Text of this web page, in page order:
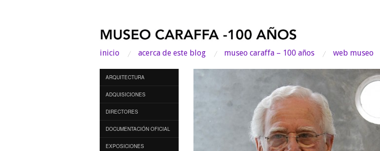
inicio acerca de este blog museo caraffa – 100 años web museo
ARQUITECTURA
ADQUISICIONES
DIRECTORES
DOCUMENTACIÓN OFICIAL
EXPOSICIONES